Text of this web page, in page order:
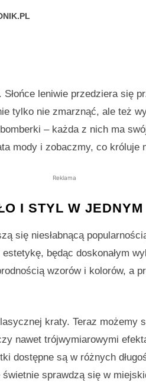
leniwie przedziera się
tylko nie zmarznąć, ale też
– każda z nich ma
mody i zobaczmy, co króluje
Reklama
I STYL W JEDNYM
się niesłabnącą
będąc doskonałym
wzorów i kolorów, a
kraty. Teraz możemy
nawet trójwymiarowymi
dostępne są w różnych
świetnie sprawdzą się w